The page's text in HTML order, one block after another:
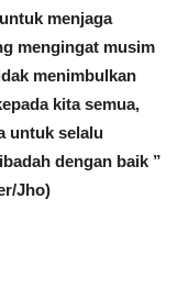
menjaga
mengingat musim
menimbulkan
kita semua,
untuk selalu
dengan baik ”
Jho)